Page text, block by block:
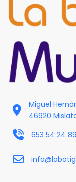
Miguel
46920
653 54 24 89